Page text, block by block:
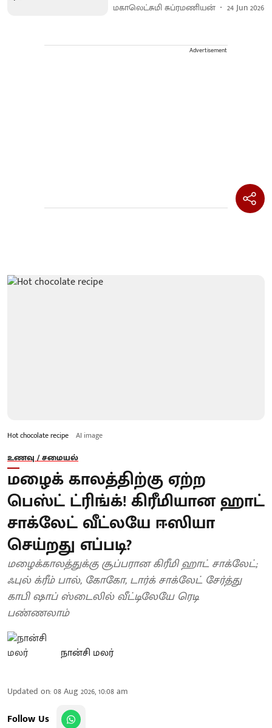
மகாலெட்சுமி சுப்ரமணியன் 24 Jun 2026
Advertisement
Hot chocolate recipe AI image
உணவு / சமையல்
மழைக் காலத்திற்கு ஏற்ற
பெஸ்ட் ட்ரிங்க்! கிரீமியான ஹாட்
சாக்லேட் வீட்லயே ஈஸியா
செய்றது எப்படி?
மழைக்காலத்துக்கு சூப்பரான கிரீமி ஹாட் சாக்லேட்;
ஃபுல் க்ரீம் பால், கோகோ, டார்க் சாக்லேட் சேர்த்து
காபி ஷாப் ஸ்டைலில் வீட்டிலேயே ரெடி
பண்ணலாம்
நான்சி மலர்
Updated on:08 Aug 2026, 10:08 am
Follow Us